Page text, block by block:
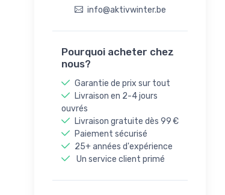
152cm
156cm
158cm
160cm
162
163
163cm
info@aktivwinter.be
Pourquoi acheter chez
nous?
Garantie de prix sur tout
Livraison en 2-4 jours
ouvrés
Livraison gratuite dès 99 €
Paiement sécurisé
25+ années d'expérience
Un service client primé